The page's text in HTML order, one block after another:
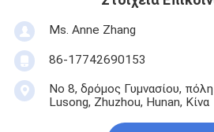
Ms. Anne Zhang
86-17742690153
Νο 8, δρόμος Γυμνασίου,
Lusong, Zhuzhou, Hunan, Κίνα